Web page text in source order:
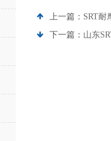
上一篇： SRT耐
下一篇： 山东